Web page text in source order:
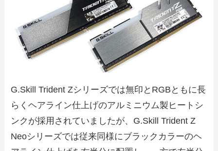
G.Skill Trident Zシリーズでは無印とRGBともに長
らくヘアライン仕上げのアルミニウム製ヒートシ
ンクが採用されていましたが、G.Skill Trident Z
Neoシリーズでは従来同様にブラックカラーのヘ